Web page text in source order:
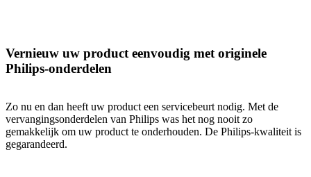
Vernieuw uw product eenvoudig met originele
Philips-onderdelen
Zo nu en dan heeft uw product een servicebeurt nodig. Met de
vervangingsonderdelen van Philips was het nog nooit zo
gemakkelijk om uw product te onderhouden. De Philips-kwaliteit is
gegarandeerd.